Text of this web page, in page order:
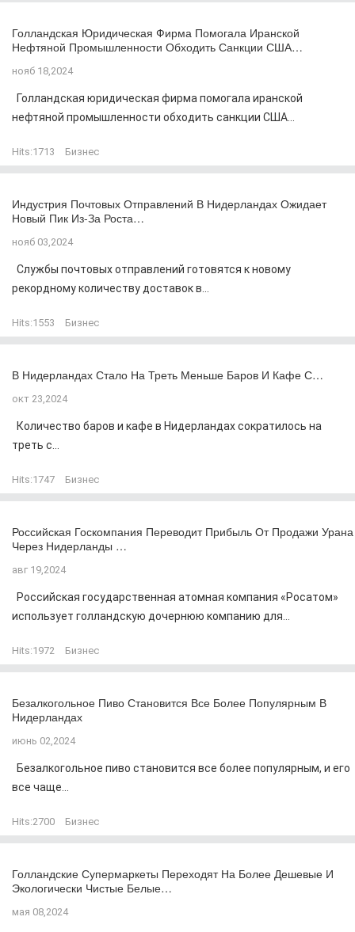
Голландская Юридическая Фирма Помогала Иранской
Нефтяной Промышленности Обходить Санкции США…
нояб 18,2024
Голландская юридическая фирма помогала иранской
нефтяной промышленности обходить санкции США...
Hits:1713 Бизнес
Индустрия Почтовых Отправлений В Нидерландах Ожидает
Новый Пик Из-За Роста…
нояб 03,2024
Службы почтовых отправлений готовятся к новому
рекордному количеству доставок в...
Hits:1553 Бизнес
В Нидерландах Стало На Треть Меньше Баров И Кафе С…
окт 23,2024
Количество баров и кафе в Нидерландах сократилось на
треть с...
Hits:1747 Бизнес
Российская Госкомпания Переводит Прибыль От Продажи Урана
Через Нидерланды …
авг 19,2024
Российская государственная атомная компания «Росатом»
использует голландскую дочернюю компанию для...
Hits:1972 Бизнес
Безалкогольное Пиво Становится Все Более Популярным В
Нидерландах
июнь 02,2024
Безалкогольное пиво становится все более популярным, и его
все чаще...
Hits:2700 Бизнес
Голландские Супермаркеты Переходят На Более Дешевые И
Экологически Чистые Белые…
мая 08,2024